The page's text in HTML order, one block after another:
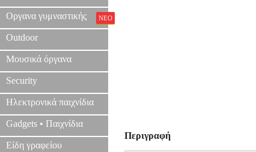
Οργανα γυμναστικής ΝΕΟ
Outdoor
Μουσικά όργανα
Security
Ηλεκτρονικά παιχνίδια
Gadgets • Παιχνίδια
Είδη γραφείου
Περιγραφή